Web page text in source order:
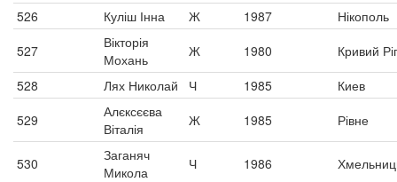
526
Куліш Інна Ж 1987
Нікополь
527
Вікторія
Мохань
Ж 1980
Кривий Ріг
528
Лях Николай Ч 1985
Киев
529
Алєксєєва
Віталія
Ж 1985 Рівне
530
Заганяч
Микола
Ч 1986